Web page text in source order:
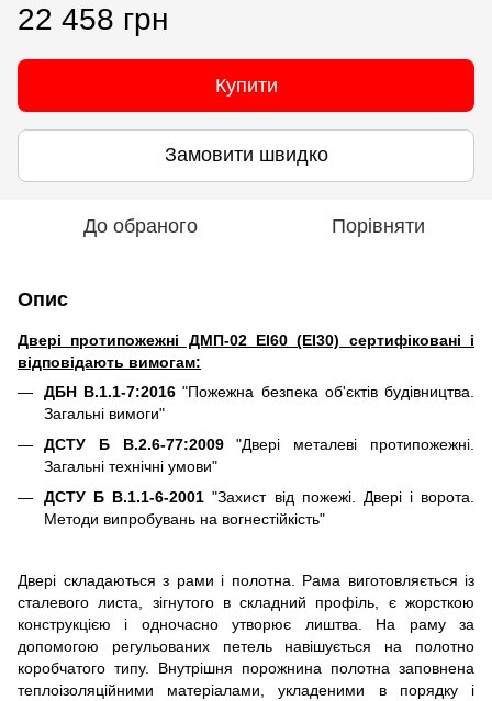
22 458 грн
Купити
Замовити швидко
До обраного Порівняти
Опис
Двері протипожежні ДМП-02 EI60 (EI30) сертифіковані і
відповідають вимогам:
ДБН В.1.1-7:2016"Пожежна безпека об'єктів будівництва.
Загальні вимоги"
ДСТУ Б В.2.6-77:2009"Двері металеві протипожежні.
Загальні технічні умови"
ДСТУ Б В.1.1-6-2001 "Захист від пожежі. Двері і ворота.
Методи випробувань на вогнестійкість"
Двері складаються з рами і полотна. Рама виготовляється із
сталевого листа, зігнутого в складний профіль, є жорсткою
конструкцією і одночасно утворює лиштва. На раму за
допомогою регульованих петель навішується на полотно
коробчатого типу. Внутрішня порожнина полотна заповнена
теплоізоляційними матеріалами, укладеними в порядку і